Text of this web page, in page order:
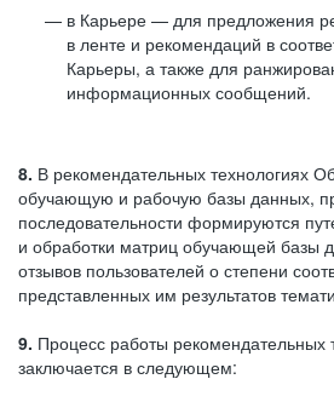
в Карьере — для предложения
в ленте и рекомендаций в
Карьеры, а также для
информационных сообщений.
8. В рекомендательных технологиях
обучающую и рабочую базы данных,
последовательности формируются
и обработки матриц обучающей базы
отзывов пользователей о степени
представленных им результатов
9. Процесс работы рекомендательных
заключается в следующем: